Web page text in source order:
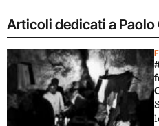
Articoli dedicati a Paolo